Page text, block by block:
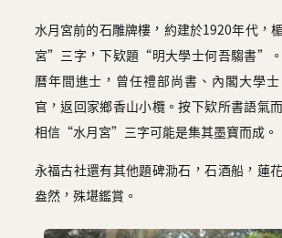
水月宮前的石雕牌樓，約建於1920年代，
宮”三字，下欵題“明大學士何吾騶書”。
曆年間進士，曾任禮部尚書、內閣大學
官，返回家鄉香山小欖。按下欵所書語氣
相信“水月宮”三字可能是集其墨寶而成。
永福古社還有其他題碑泐石，石酒船，蓮
盎然，殊堪鑑賞。